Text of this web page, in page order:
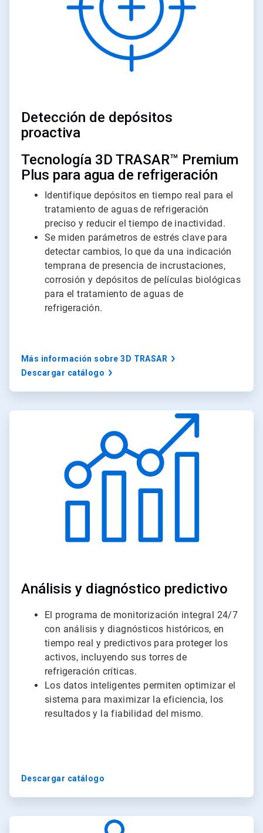
Detección de depósitos
proactiva
Tecnología 3D TRASAR™ Premium
Plus para agua de refrigeración
Identifique depósitos en tiempo real para el
tratamiento de aguas de refrigeración
preciso y reducir el tiempo de inactividad.
Se miden parámetros de estrés clave para
detectar cambios, lo que da una indicación
temprana de presencia de incrustaciones,
corrosión y depósitos de películas biológicas
para el tratamiento de aguas de
refrigeración.
Más información sobre 3D TRASAR
Descargar catálogo
ArticleTile
Análisis y diagnóstico predictivo
El programa de monitorización integral 24/7
con análisis y diagnósticos históricos, en
tiempo real y predictivos para proteger los
activos, incluyendo sus torres de
refrigeración críticas.
Los datos inteligentes permiten optimizar el
sistema para maximizar la eficiencia, los
resultados y la fiabilidad del mismo.
Descargar catálogo
ArticleTile